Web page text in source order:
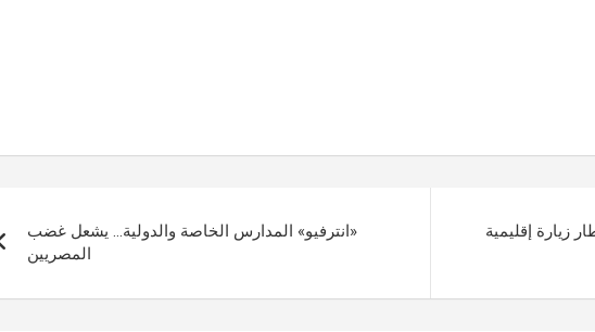
زيارة إقليمية
«انترفيو» المدارس الخاصة والدولية… يشعل غضب
المصريين